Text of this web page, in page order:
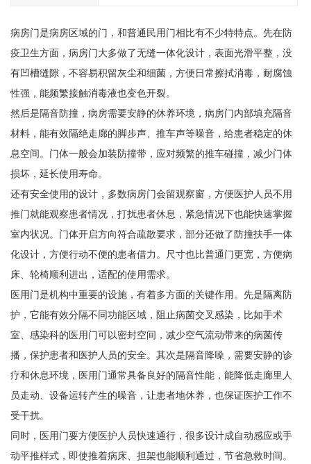
病房门是病房区域的门，和普通民用门相比有不少特特点。先在防
疫卫生方面，病房门大多做了无缝一体化设计，表面光滑平整，没
有凹槽缝隙，不容易积留灰尘和细菌，方便日常擦拭消毒，耐腐蚀
性强，能频繁接触消毒液也变色开裂。
然后是隔音防撞，病房需要安静的休养环境，病房门内部填充隔音
材料，能有效隔绝走廊的脚步声、推车声等噪音，给患者稳定的休
息空间。门体一般会加装防撞带，应对频繁的推车碰撞，减少门体
损坏，延长使用寿命。
还有安全使用的设计，多数病房门会留观察窗，方便医护人员不用
推门就能观察患者情况，打扰患者休息，紧急情况下也能快速掌握
室内状况。门体开启方向符合疏散要求，部分还做了防撞扶手一体
化设计，方便行动不便的患者借力。尺寸也比普通门更宽，方便病
床、轮椅顺利进出，适配的使用需求。
医用门是机构中重要的设施，有着多方面的关键作用。先是隔离防
护，它能有效分隔不同功能区域，阻止病菌交叉感染，比如手术
室、感染科的医用门可以密封空间，减少空气流动带来的病菌传
播，保护患者和医护人员的安全。其次是隔音降噪，需要安静的诊
疗和休息环境，医用门通常具备良好的隔音性能，能降低走廊里人
员走动、设备运转产生的噪音，让患者地休养，也保证医护工作不
受干扰。
同时，医用门要方便医护人员快速通行，很多设计成自动感应或手
动平推样式，即使推着病床、担架也能顺利通过，节省急救时间。